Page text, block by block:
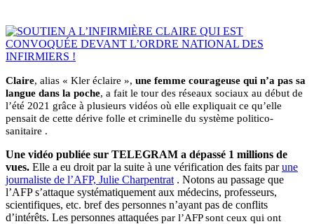
Claire, alias « Kler éclaire », une femme courageuse qui n’a pas sa
langue dans la poche, a fait le tour des réseaux sociaux au début de
l’été 2021 grâce à plusieurs vidéos où elle expliquait ce qu’elle
pensait de cette dérive folle et criminelle du système politico-
sanitaire .
Une vidéo publiée sur TELEGRAM a dépassé 1 millions de
vues. Elle a eu droit par la suite à une vérification des faits parune
journaliste de l’AFP, Julie Charpentrat . Notons au passage que
l’AFP s’attaque systématiquement aux médecins, professeurs,
scientifiques, etc. bref des personnes n’ayant pas de conflits
d’intérêts. Les personnes attaquées par l’AFP sont ceux qui ont